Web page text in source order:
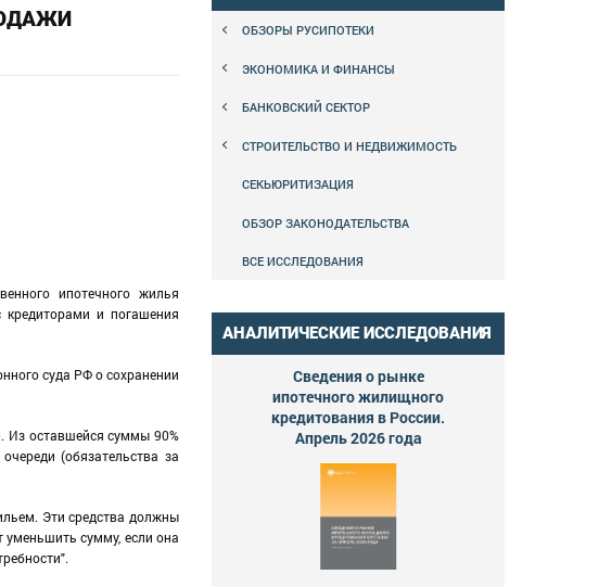
ипотечного жилья
кредиторами и погашения
суда РФ о сохранении
Из оставшейся суммы 90%
(обязательства за
Эти средства должны
сумму, если она
ОБЗОРЫ РУСИПОТЕКИ
ЭКОНОМИКА И ФИНАНСЫ
БАНКОВСКИЙ СЕКТОР
СТРОИТЕЛЬСТВО И НЕДВИЖИМОСТЬ
СЕКЬЮРИТИЗАЦИЯ
ОБЗОР ЗАКОНОДАТЕЛЬСТВА
ВСЕ ИССЛЕДОВАНИЯ
АНАЛИТИЧЕСКИЕ ИССЛЕДОВАНИЯ
Сведения о рынке
ипотечного жилищного
кредитования в России.
Апрель 2026 года